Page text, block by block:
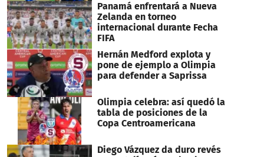
Panamá enfrentará a Nueva
Zelanda en torneo
internacional durante Fecha
FIFA
Hernán Medford explota y
pone de ejemplo a Olimpia
para defender a Saprissa
Olimpia celebra: así quedó la
tabla de posiciones de la
Copa Centroamericana
Diego Vázquez da duro revés